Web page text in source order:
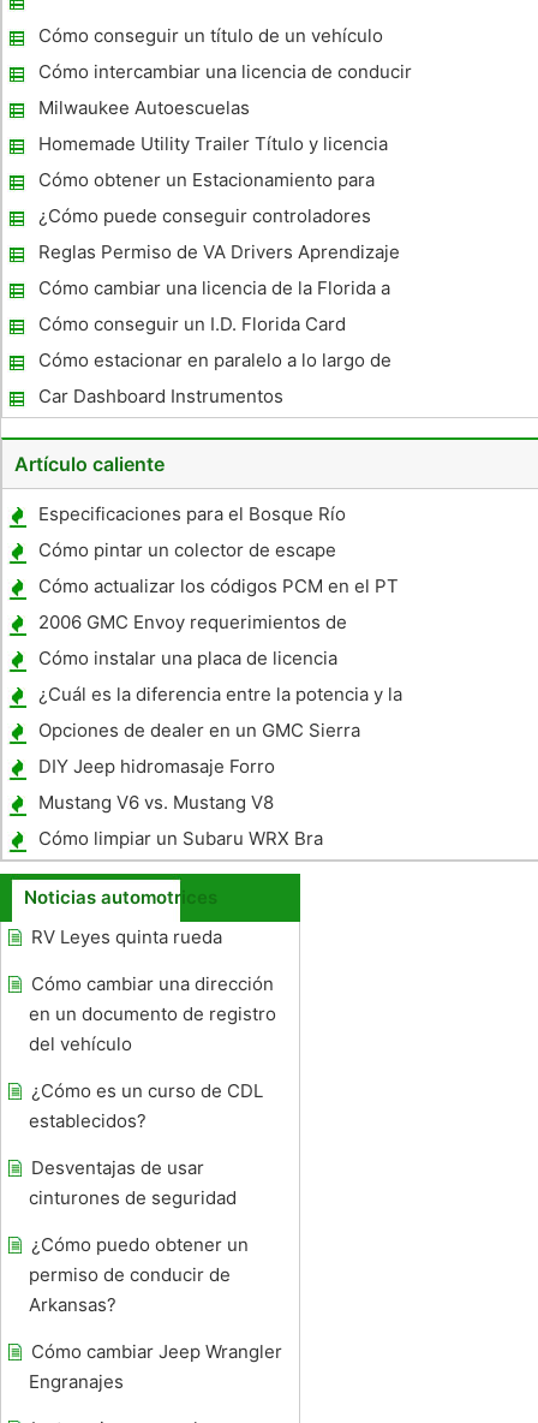
conductores que operan vehículos comerciales. Supervisión
Federal Los temas
Cómo conseguir un título de un vehículo
abandonado en Iowa
Cómo intercambiar una licencia de conducir
francesa en Michigan
Milwaukee Autoescuelas
Homemade Utility Trailer Título y licencia
Cómo obtener un Estacionamiento para
discapacitados en Ohio Pegatinas
¿Cómo puede conseguir controladores
Records en Oregon State ?
Reglas Permiso de VA Drivers Aprendizaje
Cómo cambiar una licencia de la Florida a
Rhode Island
Cómo conseguir un I.D. Florida Card
Cómo estacionar en paralelo a lo largo de
Curb
Car Dashboard Instrumentos
Artículo caliente
Especificaciones para el Bosque Río
Surveyor 235 2008
Cómo pintar un colector de escape
Cómo actualizar los códigos PCM en el PT
Cruiser 2001
2006 GMC Envoy requerimientos de
líquidos
Cómo instalar una placa de licencia
Relocater
¿Cuál es la diferencia entre la potencia y la
dirección de una Kawasaki KX 100 y KX 85?
Opciones de dealer en un GMC Sierra
2500HD Pickup 2005
DIY Jeep hidromasaje Forro
Mustang V6 vs. Mustang V8
Cómo limpiar un Subaru WRX Bra
Noticias automotrices
RV Leyes quinta rueda
Cómo cambiar una dirección
en un documento de registro
del vehículo
¿Cómo es un curso de CDL
establecidos?
Desventajas de usar
cinturones de seguridad
¿Cómo puedo obtener un
permiso de conducir de
Arkansas?
Cómo cambiar Jeep Wrangler
Engranajes